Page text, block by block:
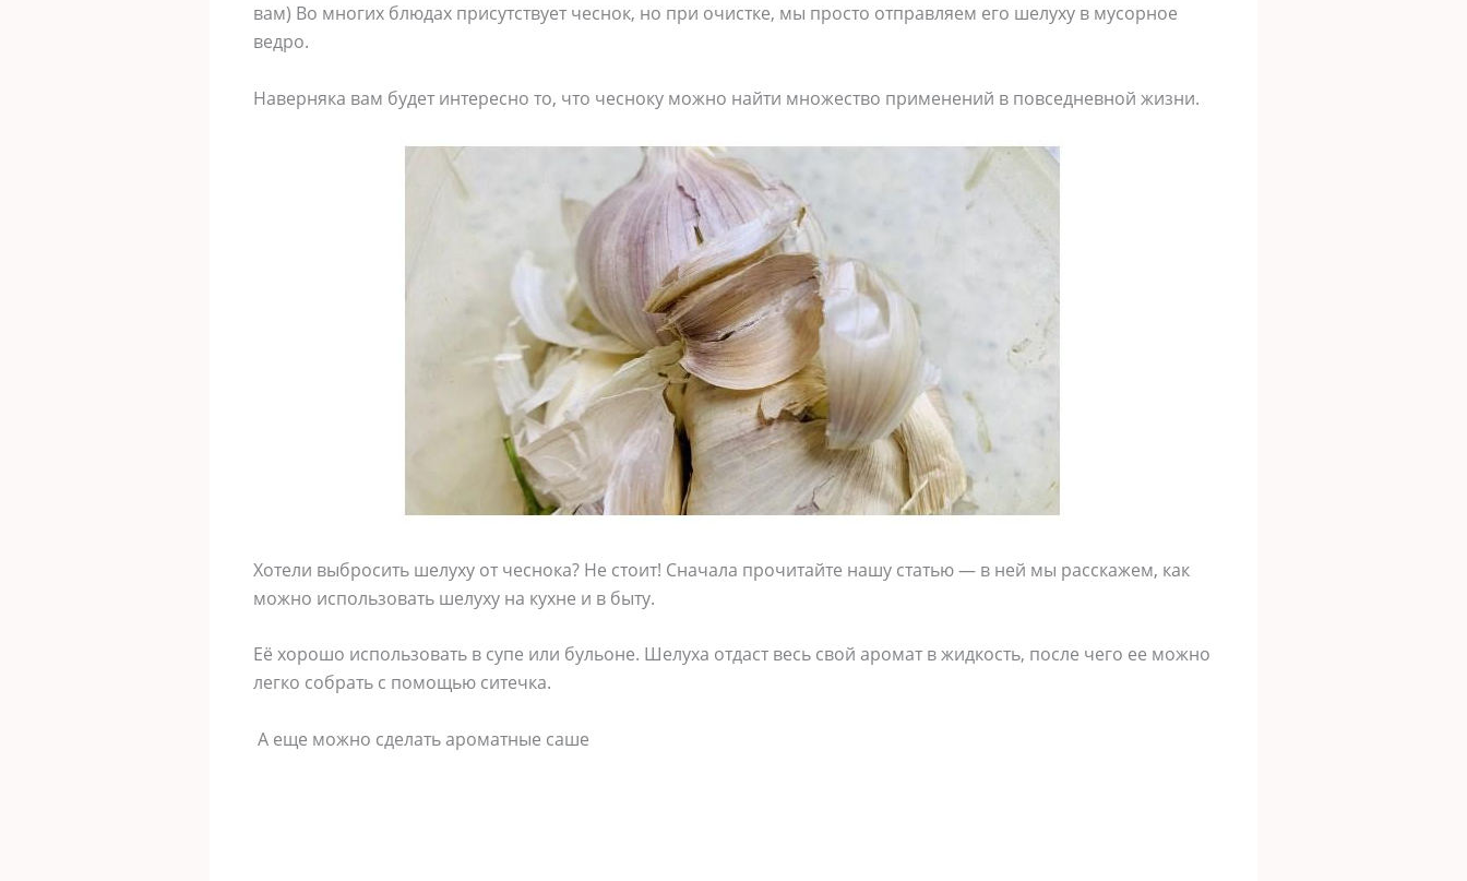
вам) Во многих блюдах присутствует чеснок, но при очистке, мы просто отправляем его шелуху в мусорное
ведро.
Наверняка вам будет интересно то, что чесноку можно найти множество применений в повседневной жизни.
Хотели выбросить шелуху от чеснока? Не стоит! Сначала прочитайте нашу статью — в ней мы расскажем, как
можно использовать шелуху на кухне и в быту.
Её хорошо использовать в супе или бульоне. Шелуха отдаст весь свой аромат в жидкость, после чего ее можно
легко собрать с помощью ситечка.
А еще можно сделать ароматные саше